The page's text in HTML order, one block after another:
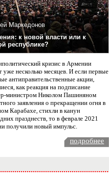
Маркедонов
к новой власти или к
республике?
кризис в Армении
уже несколько месяцев. И если первые
антиправительственные акции,
как реакция на подписание
министром Николом Пашиняном
заявления о прекращении огня в
Карабахе, стихли в канун
празднеств, то в феврале 2021
получили новый импульс.
подробнее